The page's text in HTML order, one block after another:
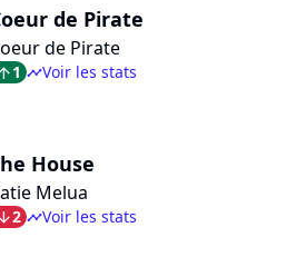
de Pirate
de Pirate
1 timelineVoir les stats
House
Melua
2 timelineVoir les stats